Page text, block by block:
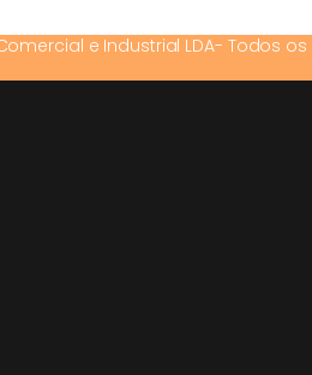
e Industrial LDA- Todos os